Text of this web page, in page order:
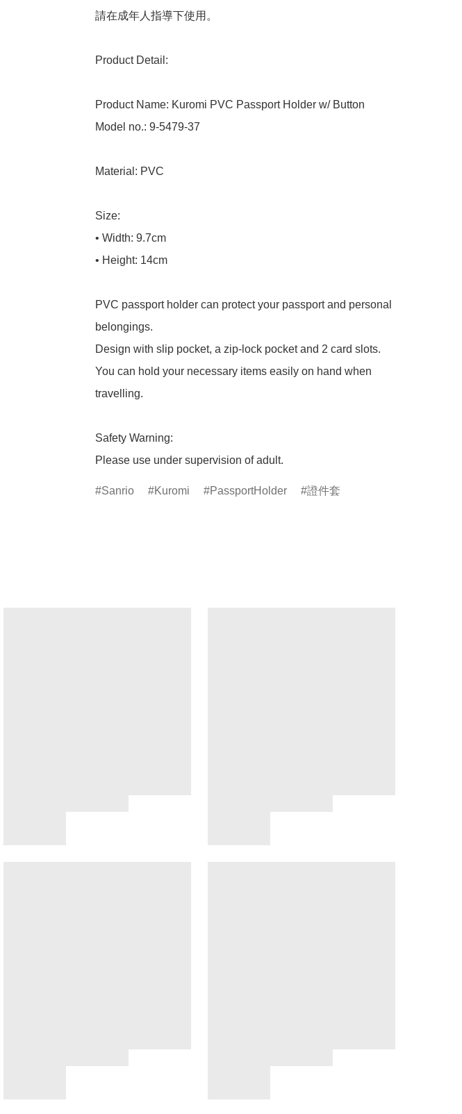
請在成年人指導下使用。
Product Detail:
Product Name: Kuromi PVC Passport Holder w/ Button
Model no.: 9-5479-37
Material: PVC
Size:
• Width: 9.7cm
• Height: 14cm
PVC passport holder can protect your passport and personal
belongings.
Design with slip pocket, a zip-lock pocket and 2 card slots.
You can hold your necessary items easily on hand when
travelling.
Safety Warning:
Please use under supervision of adult.
Sanrio Kuromi PassportHolder 證件套